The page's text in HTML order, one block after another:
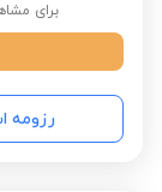
برای
رزومه